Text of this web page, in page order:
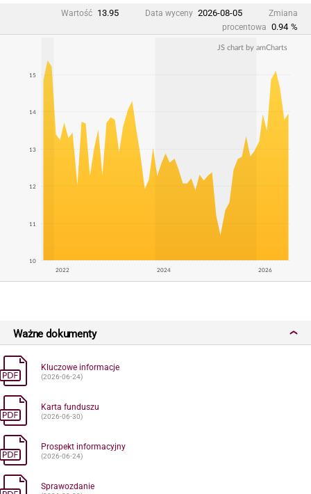
Wartość 13.95 Data wyceny 2026-08-05
Zmiana
procentowa 0.94 %
2022 2024 2026
10
11
12
13
14
15
JS chart by amCharts
Ważne dokumenty
Kluczowe informacje
(2026-06-24)
Karta funduszu
(2026-06-30)
Prospekt informacyjny
(2026-06-24)
Sprawozdanie